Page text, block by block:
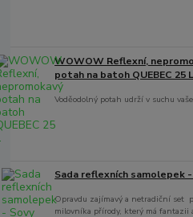
WOWOW Reflexní,
potah na batoh QUEBEC 25 L
Voděodolný potah udrží v suchu
Sada reflexních samolepek -
Opravdu zajímavý a netradiční set
milovníka přírody, který má fantazii